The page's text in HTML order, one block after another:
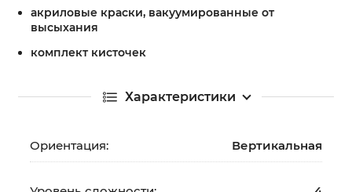
акриловые краски, вакуумированные от
высыхания
комплект кисточек
Характеристики
Ориентация: Вертикальная